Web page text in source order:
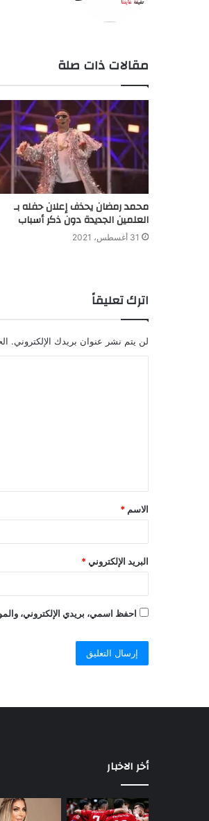
مقالات ذات صلة
محمد رمضان يحذف إعلان حفله بـ
العلمين الجديدة دون ذكر أسباب
31 أغسطس، 2021
اترك تعليقاً
لن يتم نشر عنوان بريدك الإلكتروني.
الاسم *
البريد الإلكتروني *
احفظ اسمي، بريدي الإلكتروني،
أخر الاخبار
السيسي